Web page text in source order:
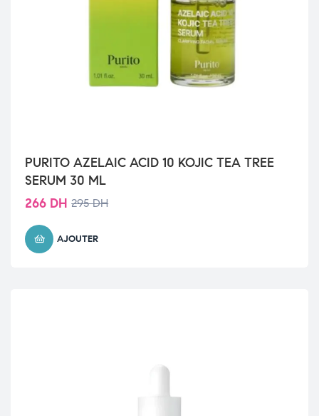
PURITO AZELAIC ACID 10 KOJIC TEA TREE
SERUM 30 ML
295DH
266 DH
AJOUTER